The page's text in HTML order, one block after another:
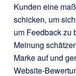
Kunden eine
schicken, um
um Feedback zu
Meinung
Marke auf und
Website-